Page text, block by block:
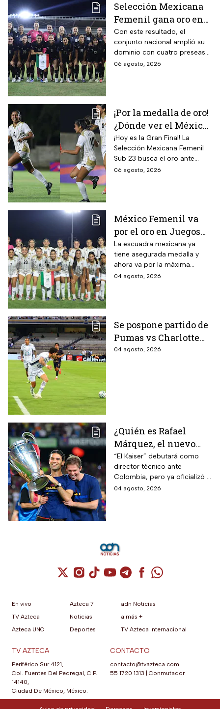
Selección Mexicana
Femenil gana oro en
Juegos
Centroamericanos; el
camino de México a la
gloria
Con este resultado, el
conjunto nacional amplió su
dominio con cuatro preseas
doradas de forma
06 agosto, 2026
¡Por la medalla de oro!
¿Dónde ver el México
vs Colombia Femenil?
Así puedes seguir la
Gran Final EN VIVO
¡Hoy es la Gran Final! La
Selección Mexicana Femenil
Sub 23 busca el oro ante
Colombia en los Juegos
06 agosto, 2026
México Femenil va
por el oro en Juegos
Centroamericanos; ya
conoce a su rival
La escuadra mexicana ya
tiene asegurada medalla y
ahora va por la máxima
presea en los Juegos
04 agosto, 2026
Se pospone partido de
Pumas vs Charlotte
FC en el inicio de la
04 agosto, 2026
¿Quién es Rafael
Márquez, el nuevo
entrenador de la
Selección Mexicana
que debutará con
Colombia, Perú y
“El Kaiser” debutará como
director técnico ante
Colombia, pero ya oficializó la
fecha de su primer encuentro
04 agosto, 2026
Cuenta de X / Twitter (se abre en una
Cuenta de Instagram (se abre en una
Cuenta de TikTok (se abre en
Cuenta de YouTube (se abre
Cuenta de Telegram (se
Cuenta de
Cuenta de
En vivo
TV Azteca
Azteca UNO
Azteca 7
Noticias
Deportes
adn Noticias
a más +
TV Azteca Internacional
TV AZTECA
Periférico Sur 4121,
Col. Fuentes Del Pedregal, C.P.
14140,
Ciudad De México, México.
CONTACTO
contacto@tvazteca.com
55 1720 1313
Conmutador